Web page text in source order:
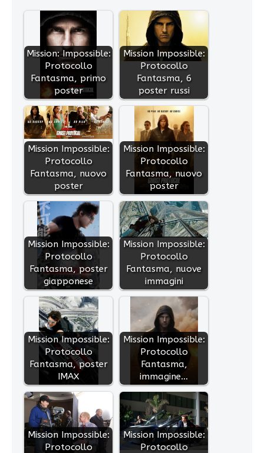
Mission: Impossible:
Protocollo
Fantasma, primo
poster
Mission Impossible:
Protocollo
Fantasma, 6
poster russi
Mission Impossible:
Protocollo
Fantasma, nuovo
poster
Mission Impossible:
Protocollo
Fantasma, nuovo
poster
Mission Impossible:
Protocollo
Fantasma, poster
giapponese
Mission Impossible:
Protocollo
Fantasma, nuove
immagini
Mission Impossible:
Protocollo
Fantasma, poster
IMAX
Mission Impossible:
Protocollo
Fantasma,
immagine…
Mission Impossible:
Protocollo
Mission Impossible:
Protocollo